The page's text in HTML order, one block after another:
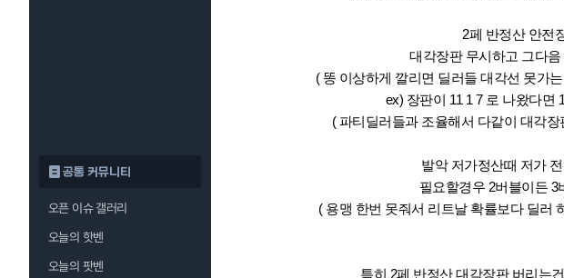
공통 커뮤니티
오픈 이슈 갤러리
오늘의 핫벤
오늘의 팟벤
2페 반정산 안전
대각장판 무시하고 그다
( 똥 이상하게 깔리면 딜러들 대각선 못가
ex) 장판이 11 1 7 로 나왔다면
( 파티딜러들과 조율해서 다같이 대각
발악 저가정산때 저가
필요할경우 2버블이든
( 용맹 한번 못줘서 리트날 확률보다 딜러
특히 2페 반정산 대각장판 버리는